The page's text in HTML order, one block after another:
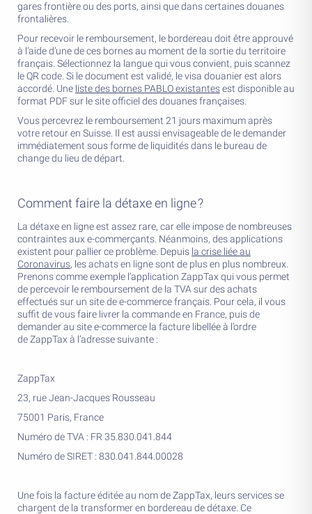
gares frontière ou des ports, ainsi que dans certaines douanes
frontalières.
Pour recevoir le remboursement, le bordereau doit être approuvé
à l’aide d’une de ces bornes au moment de la sortie du territoire
français. Sélectionnez la langue qui vous convient, puis scannez
le QR code. Si le document est validé, le visa douanier est alors
accordé. Une liste des bornes PABLO existantesest disponible au
format PDF sur le site officiel des douanes françaises.
Vous percevrez le remboursement 21 jours maximum après
votre retour en Suisse. Il est aussi envisageable de le demander
immédiatement sous forme de liquidités dans le bureau de
change du lieu de départ.
Comment faire la détaxe en ligne ?
La détaxe en ligne est assez rare, car elle impose de nombreuses
contraintes aux e-commerçants. Néanmoins, des applications
existent pour pallier ce problème. Depuis la crise liée au
Coronavirus, les achats en ligne sont de plus en plus nombreux.
Prenons comme exemple l’application ZappTax qui vous permet
de percevoir le remboursement de la TVA sur des achats
effectués sur un site de e-commerce français. Pour cela, il vous
suffit de vous faire livrer la commande en France, puis de
demander au site e-commerce la facture libellée à l’ordre
de ZappTax à l’adresse suivante :
ZappTax
23, rue Jean-Jacques Rousseau
75001 Paris, France
Numéro de TVA : FR 35.830.041.844
Numéro de SIRET : 830.041.844.00028
Une fois la facture éditée au nom de ZappTax, leurs services se
chargent de la transformer en bordereau de détaxe. Ce